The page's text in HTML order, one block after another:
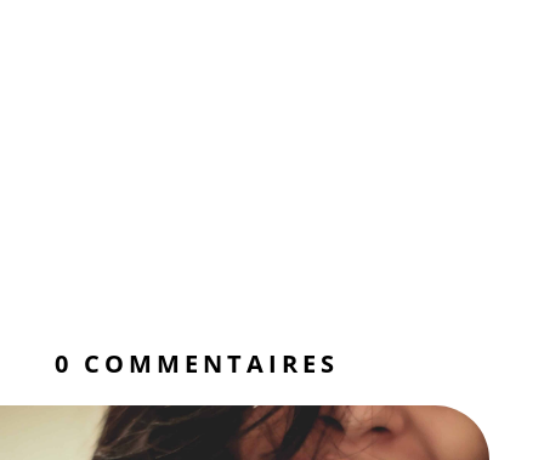
0 COMMENTAIRES